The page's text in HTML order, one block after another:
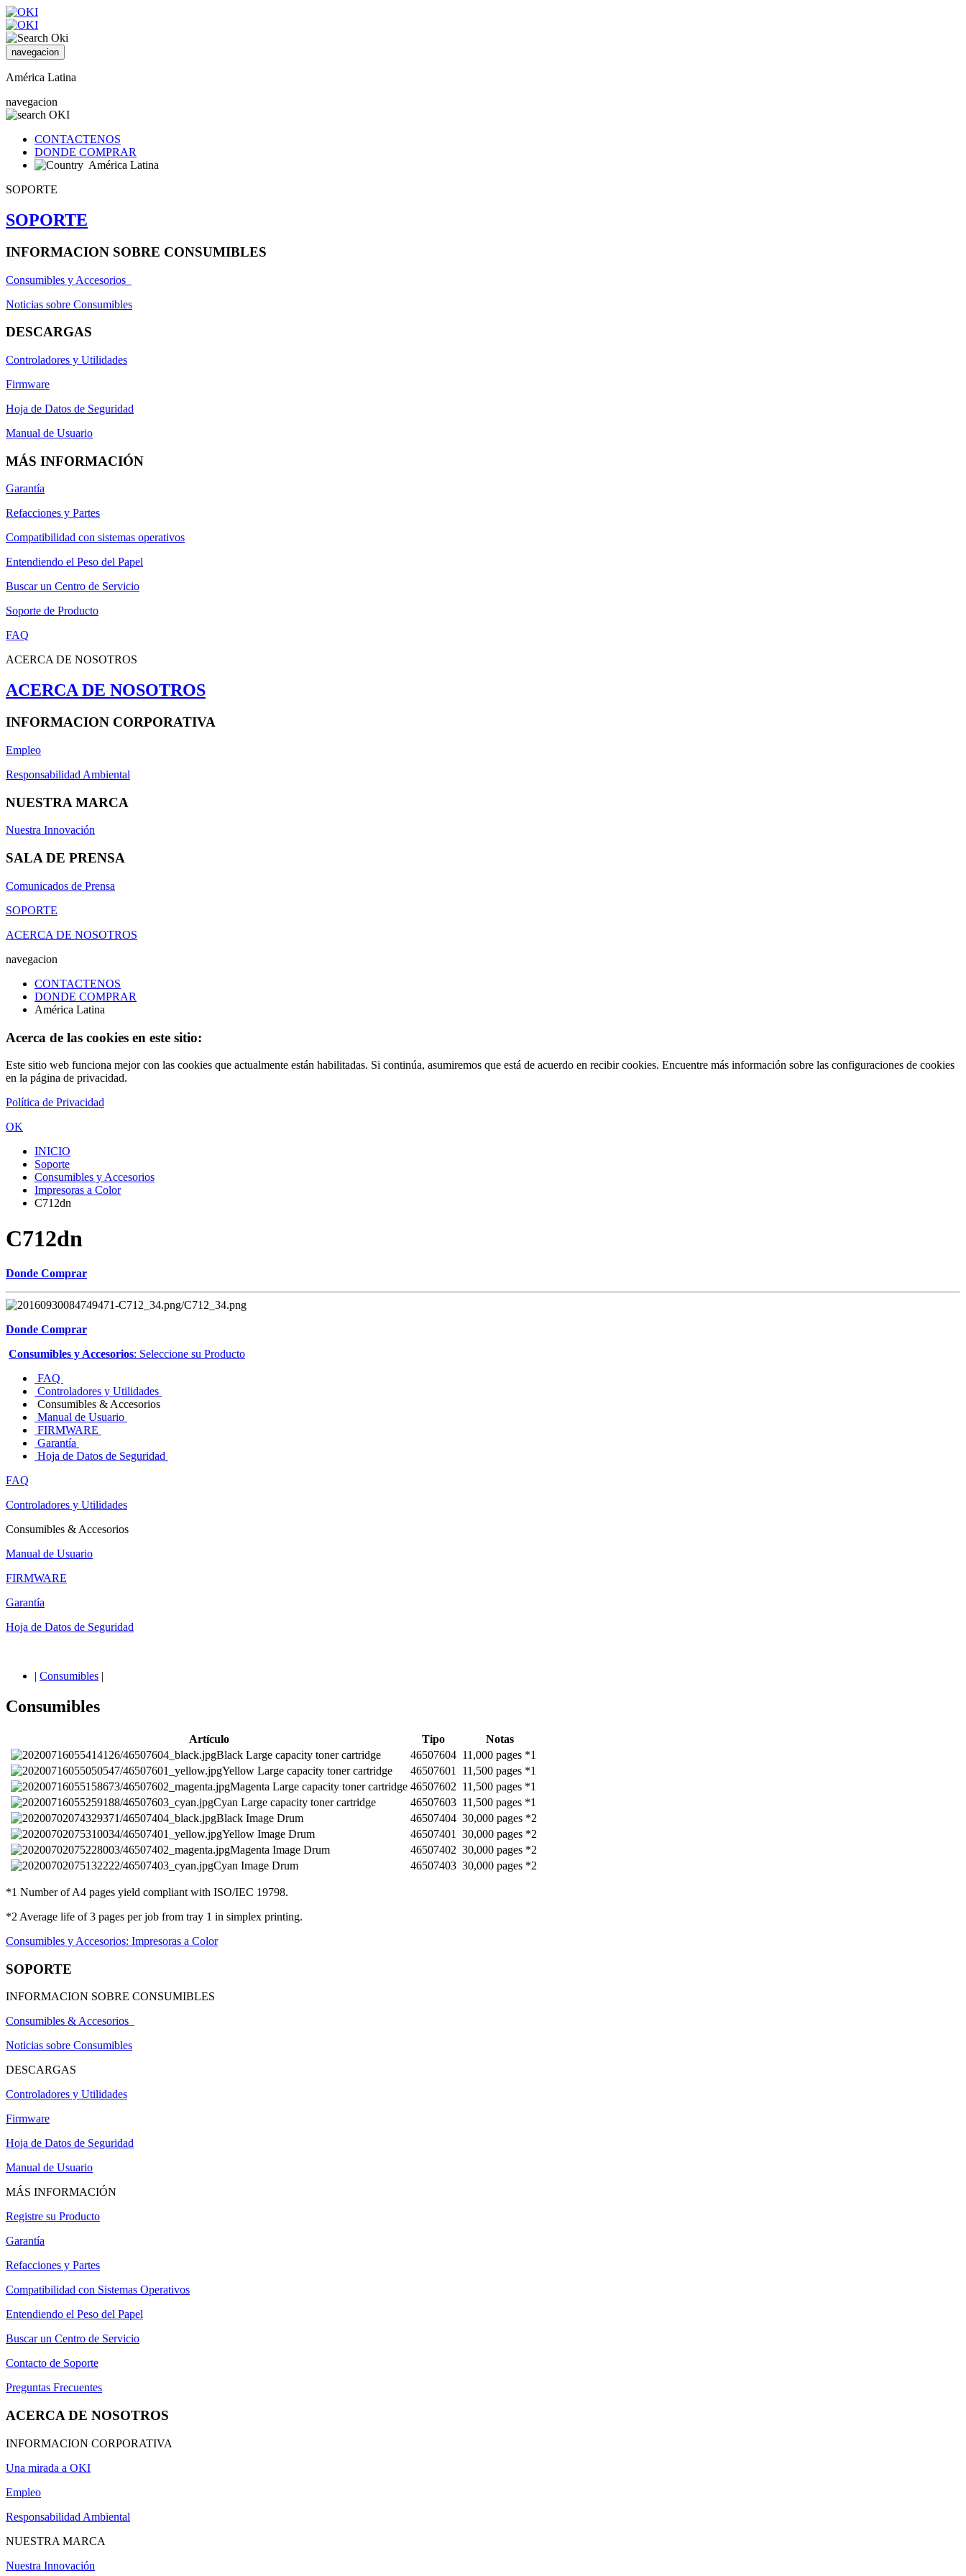
navegacion
América Latina
navegacion
CONTACTENOS
DONDE COMPRAR
América Latina
SOPORTE
SOPORTE
INFORMACION SOBRE CONSUMIBLES
Consumibles y Accesorios
Noticias sobre Consumibles
DESCARGAS
Controladores y Utilidades
Firmware
Hoja de Datos de Seguridad
Manual de Usuario
MÁS INFORMACIÓN
Garantía
Refacciones y Partes
Compatibilidad con sistemas operativos
Entendiendo el Peso del Papel
Buscar un Centro de Servicio
Soporte de Producto
FAQ
ACERCA DE NOSOTROS
ACERCA DE NOSOTROS
INFORMACION CORPORATIVA
Empleo
Responsabilidad Ambiental
NUESTRA MARCA
Nuestra Innovación
SALA DE PRENSA
Comunicados de Prensa
SOPORTE
ACERCA DE NOSOTROS
navegacion
CONTACTENOS
DONDE COMPRAR
América Latina
Acerca de las cookies en este sitio:
Este sitio web funciona mejor con las cookies que actualmente están habilitadas. Si continúa, asumiremos que está de acuerdo en recibir cookies. Encuentre más información sobre las configuraciones de cookies
en la página de privacidad.
Política de Privacidad
OK
INICIO
Soporte
Consumibles y Accesorios
Impresoras a Color
C712dn
C712dn
Donde Comprar
Donde Comprar
Consumibles y Accesorios: Seleccione su Producto
FAQ
Controladores y Utilidades
Consumibles & Accesorios
Manual de Usuario
FIRMWARE
Garantía
Hoja de Datos de Seguridad
FAQ
Controladores y Utilidades
Consumibles & Accesorios
Manual de Usuario
FIRMWARE
Garantía
Hoja de Datos de Seguridad
| Consumibles |
Consumibles
Artículo Tipo
Notas
Black Large capacity toner cartridge
46507604 11,000 pages *1
Yellow Large capacity toner cartridge
46507601
11,500 pages *1
Magenta Large capacity toner cartridge 46507602 11,500 pages *1
Cyan Large capacity toner cartridge
46507603 11,500 pages *1
Black Image Drum
46507404 30,000 pages *2
Yellow Image Drum
46507401
30,000 pages *2
Magenta Image Drum
46507402 30,000 pages *2
Cyan Image Drum
46507403 30,000 pages *2
*1 Number of A4 pages yield compliant with ISO/IEC 19798.
*2 Average life of 3 pages per job from tray 1 in simplex printing.
Consumibles y Accesorios: Impresoras a Color
SOPORTE
INFORMACION SOBRE CONSUMIBLES
Consumibles & Accesorios
Noticias sobre Consumibles
DESCARGAS
Controladores y Utilidades
Firmware
Hoja de Datos de Seguridad
Manual de Usuario
MÁS INFORMACIÓN
Registre su Producto
Garantía
Refacciones y Partes
Compatibilidad con Sistemas Operativos
Entendiendo el Peso del Papel
Buscar un Centro de Servicio
Contacto de Soporte
Preguntas Frecuentes
ACERCA DE NOSOTROS
INFORMACION CORPORATIVA
Una mirada a OKI
Empleo
Responsabilidad Ambiental
NUESTRA MARCA
Nuestra Innovación